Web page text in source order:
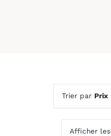
Trier par Prix
Afficher les